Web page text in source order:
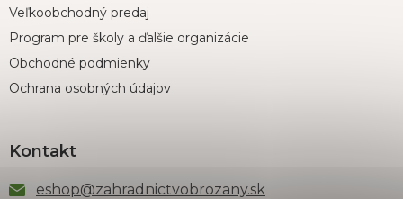
Veľkoobchodný predaj
Program pre školy a ďalšie organizácie
Obchodné podmienky
Ochrana osobných údajov
Kontakt
eshop@zahradnictvobrozany.sk